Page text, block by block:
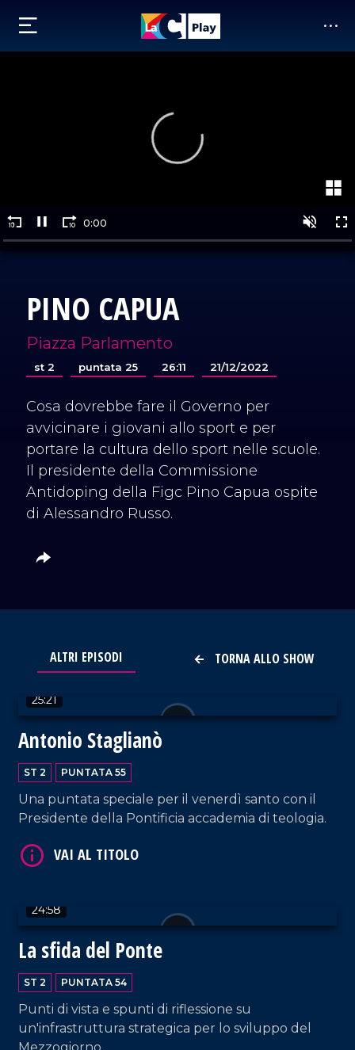
PINO CAPUA
Piazza Parlamento
st 2 puntata 25 26:11 21/12/2022
Cosa dovrebbe fare il Governo per
avvicinare i giovani allo sport e per
portare la cultura dello sport nelle scuole.
Il presidente della Commissione
Antidoping della Figc Pino Capua ospite
di Alessandro Russo.
TORNA ALLO SHOW
ALTRI EPISODI
25:21
Antonio Staglianò
ST 2 PUNTATA 55
Una puntata speciale per il venerdì santo con il
Presidente della Pontificia accademia di teologia.
VAI AL TITOLO
24:58
La sfida del Ponte
ST 2 PUNTATA 54
Punti di vista e spunti di riflessione su
un'infrastruttura strategica per lo sviluppo del
VAI AL TITOLO